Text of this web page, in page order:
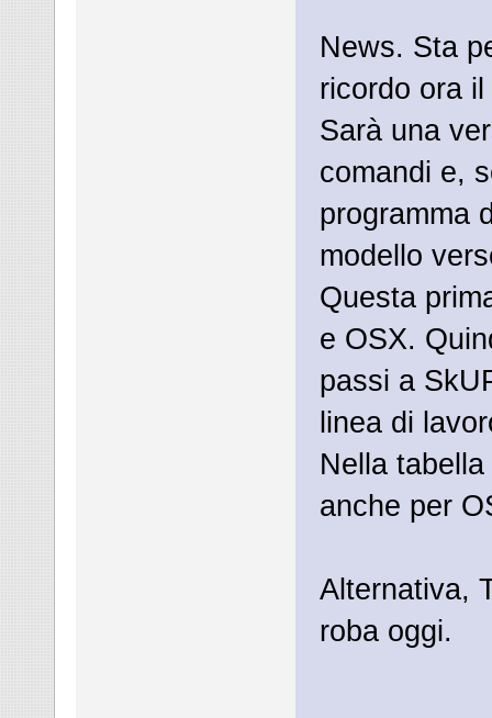
News. Sta
ricordo ora
Sarà una
comandi e,
programma
modello
Questa
e OSX.
passi a
linea di
Nella
anche per
Alternativa,
roba oggi.